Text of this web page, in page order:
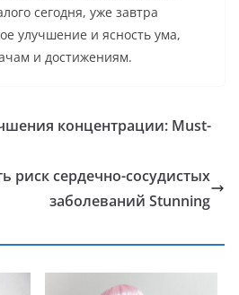
сегодня, уже завтра
улучшение и ясность ума,
и достижениям.
концентрации: Must-
риск сердечно-сосудистых
заболеваний Stunning